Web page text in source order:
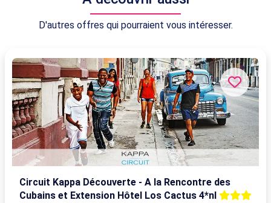
D'autres offres qui pourraient vous intéresser.
Circuit Kappa Découverte - A la Rencontre des
Cubains et Extension Hôtel Los Cactus 4*nl